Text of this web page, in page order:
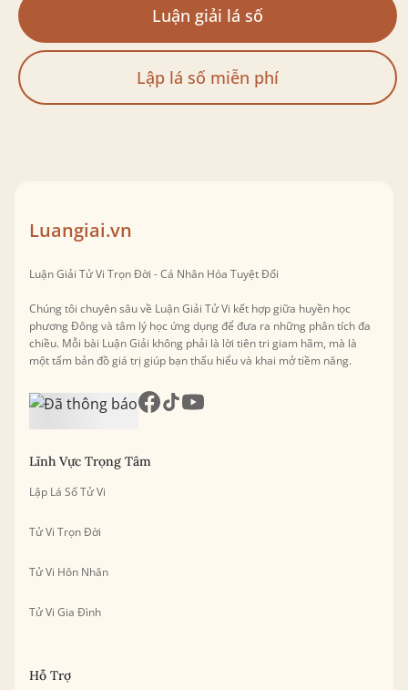
Luận giải lá số
Lập lá số miễn phí
Luangiai.vn
Luận Giải Tử Vi Trọn Đời - Cá Nhân Hóa Tuyệt Đối
Chúng tôi chuyên sâu về Luận Giải Tử Vi kết hợp giữa huyền học
phương Đông và tâm lý học ứng dụng để đưa ra những phân tích đa
chiều. Mỗi bài Luận Giải không phải là lời tiên tri giam hãm, mà là
một tấm bản đồ giá trị giúp bạn thấu hiểu và khai mở tiềm năng.
Lĩnh Vực Trọng Tâm
Lập Lá Số Tử Vi
Tử Vi Trọn Đời
Tử Vi Hôn Nhân
Tử Vi Gia Đình
Hỗ Trợ